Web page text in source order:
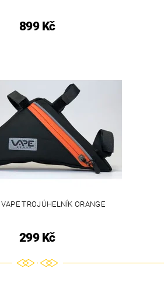
899 Kč
TROJÚHELNÍK ORANGE
299 Kč